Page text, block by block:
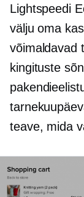
Lightspeedi
välju oma
võimaldavad
kingituste
teave, mida